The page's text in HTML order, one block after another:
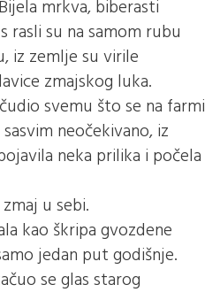
mrkva, biberasti
rasli su na samom rubu
iz zemlje su virile
zmajskog luka.
svemu što se na farmi
neočekivano, iz
neka prilika i počela
u sebi.
kao škripa gvozdene
jedan put godišnje.
se glas starog